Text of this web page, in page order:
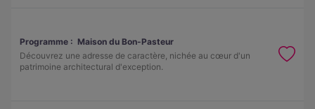
Programme : Maison du Bon-Pasteur
Découvrez une adresse de caractère, nichée au cœur d'un
patrimoine architectural d'exception.